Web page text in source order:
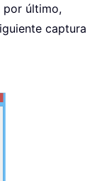
por último,
captura